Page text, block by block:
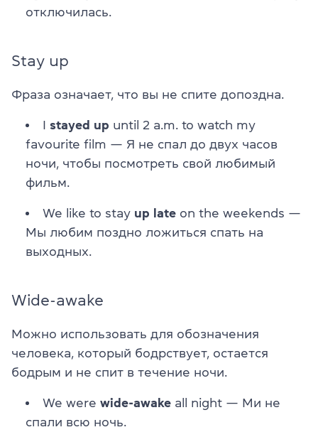
отключилась.
Stay up
Фраза означает, что вы не спите допоздна.
I stayed up until 2 a.m. to watch my
favourite film — Я не спал до двух часов
ночи, чтобы посмотреть свой любимый
фильм.
We like to stay up late on the weekends —
Мы любим поздно ложиться спать на
выходных.
Wide-awake
Можно использовать для обозначения
человека, который бодрствует, остается
бодрым и не спит в течение ночи.
We were wide-awake all night — Ми не
спали всю ночь.